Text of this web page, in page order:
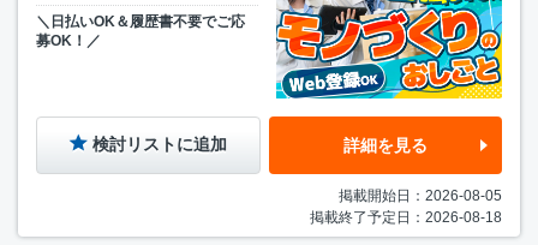
＼日払いOK＆履歴書不要でご応
募OK！／
検討リストに追加 詳細を見る
掲載開始日：2026-08-05
掲載終了予定日：2026-08-18